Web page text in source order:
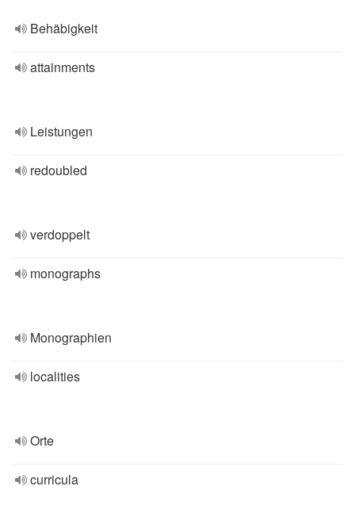
Behäbigkeit
attainments
Leistungen
redoubled
verdoppelt
monographs
Monographien
localities
Orte
curricula